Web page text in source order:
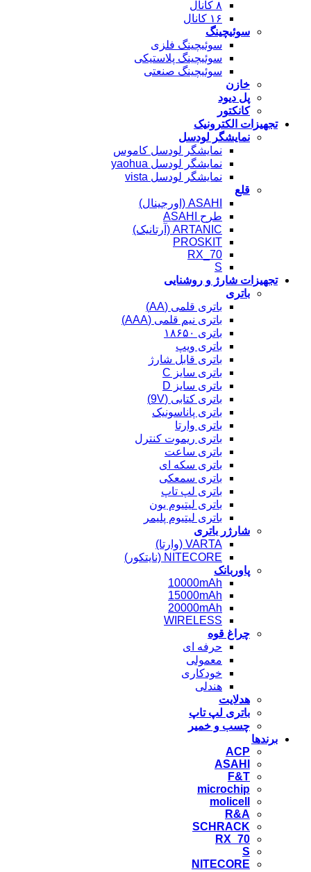
۸ کانال
۱۶ کانال
سوئیچینگ
سوئیچینگ فلزی
سوئیچینگ پلاستیکی
سوئیچینگ صنعتی
خازن
پل دیود
کانکتور
تجهیزات الکترونیک
نمایشگر لودسل
نمایشگر لودسل کاموس
نمایشگر لودسل yaohua
نمایشگر لودسل vista
قلع
ASAHI (اورجینال)
طرح ASAHI
ARTANIC (آرتانیک)
PROSKIT
RX_70
S
تجهیزات شارژ و روشنایی
باتری
باتری قلمی (AA)
باتری نیم قلمی (AAA)
باتری ۱۸۶۵۰
باتری ویپ
باتری قابل شارژ
باتری سایز C
باتری سایز D
باتری کتابی (9V)
باتری پاناسونیک
باتری وارتا
باتری ریموت کنترل
باتری ساعت
باتری سکه ای
باتری سمعکی
باتری لپ تاپ
باتری لیتیوم یون
باتری لیتیوم پلیمر
شارژر باتری
VARTA (وارتا)
NITECORE (نایتکور)
پاوربانک
10000mAh
15000mAh
20000mAh
WIRELESS
چراغ قوه
حرفه ای
معمولی
خودکاری
هندلی
هدلایت
باتری لپ تاپ
چسب و خمیر
برندها
ACP
ASAHI
F&T
microchip
molicell
R&A
SCHRACK
RX_70
S
NITECORE